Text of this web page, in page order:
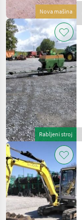
Nova mašina
Rabljeni stroj